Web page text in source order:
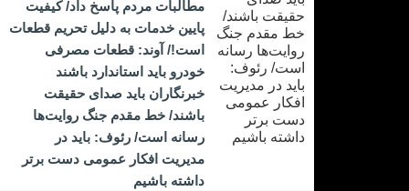
مطالبات مردم پاسخ داد/ کیفیت
پایین خدمات به دلیل تحریم قطعات
است!/ آوند: قطعات مصرفی
خودرو باید استاندارد باشند
خبرنگاران باید صدای حقیقت
باشند/ خط مقدم جنگ روایت‌ها
رسانه است/ رئوف: باید در
مدیریت افکار عمومی دست برتر
داشته باشیم